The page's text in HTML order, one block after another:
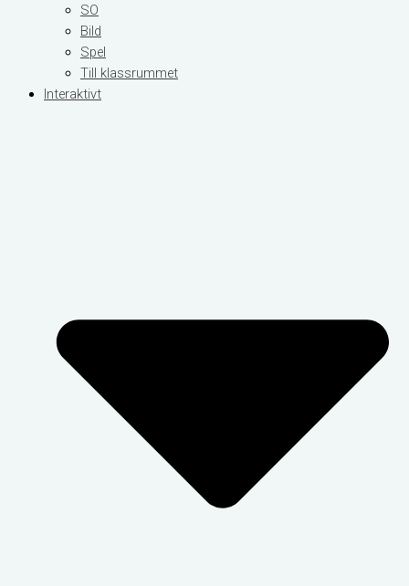
SO
Bild
Spel
Till klassrummet
Interaktivt